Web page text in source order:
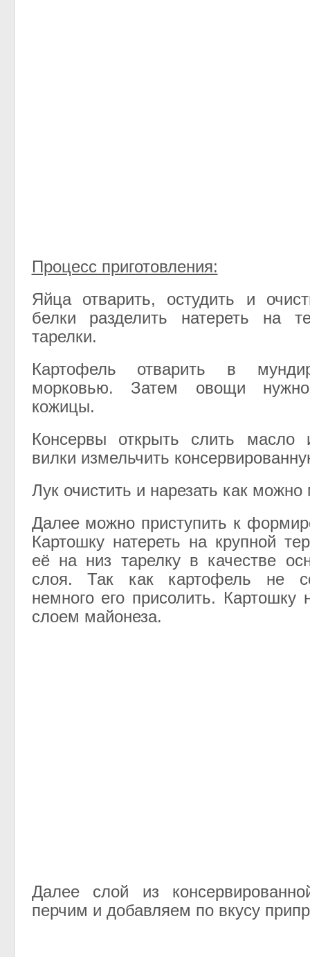
Процесс приготовления:
Яйца отварить, остудить и
белки разделить натереть на
тарелки.
Картофель отварить в
морковью. Затем овощи
кожицы.
Консервы открыть слить
вилки измельчить
Лук очистить и нарезать как можно
Далее можно приступить к
Картошку натереть на крупной
её на низ тарелку в качестве
слоя. Так как картофель не
немного его присолить. Картошку
слоем майонеза.
Далее слой из
перчим и добавляем по вкусу